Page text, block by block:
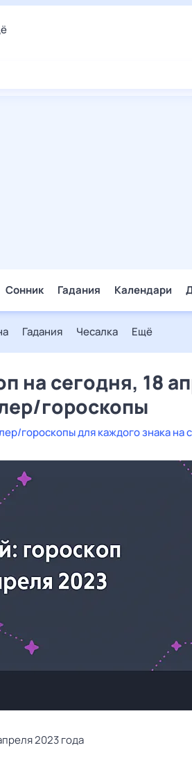
Сонник Гадания Календари
Гадания Чесалка Ещё
на сегодня, 18
гороскопы
гороскопы для каждого знака на
2023 года